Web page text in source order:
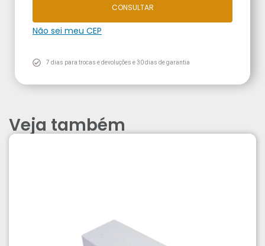
CONSULTAR
Não sei meu CEP
7 dias para trocas e devoluções e 30 dias de garantia
Veja também